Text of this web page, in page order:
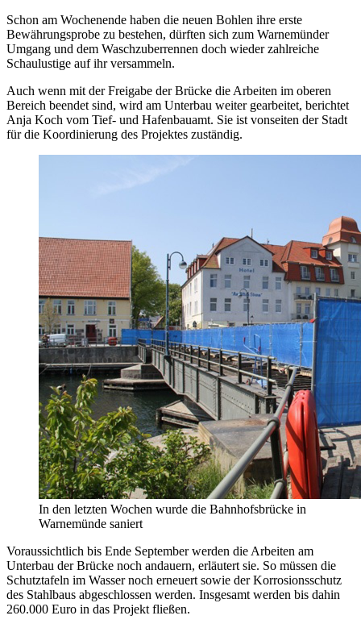
Schon am Wochenende haben die neuen Bohlen ihre erste
Bewährungsprobe zu bestehen, dürften sich zum Warnemünder
Umgang und dem Waschzuberrennen doch wieder zahlreiche
Schaulustige auf ihr versammeln.
Auch wenn mit der Freigabe der Brücke die Arbeiten im oberen
Bereich beendet sind, wird am Unterbau weiter gearbeitet, berichtet
Anja Koch vom Tief- und Hafenbauamt. Sie ist vonseiten der Stadt
für die Koordinierung des Projektes zuständig.
In den letzten Wochen wurde die Bahnhofsbrücke in
Warnemünde saniert
Voraussichtlich bis Ende September werden die Arbeiten am
Unterbau der Brücke noch andauern, erläutert sie. So müssen die
Schutztafeln im Wasser noch erneuert sowie der Korrosionsschutz
des Stahlbaus abgeschlossen werden. Insgesamt werden bis dahin
260.000 Euro in das Projekt fließen.